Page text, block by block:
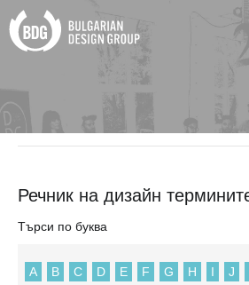
Речник на дизайн
Търси по буква
A B C D E F G H I J